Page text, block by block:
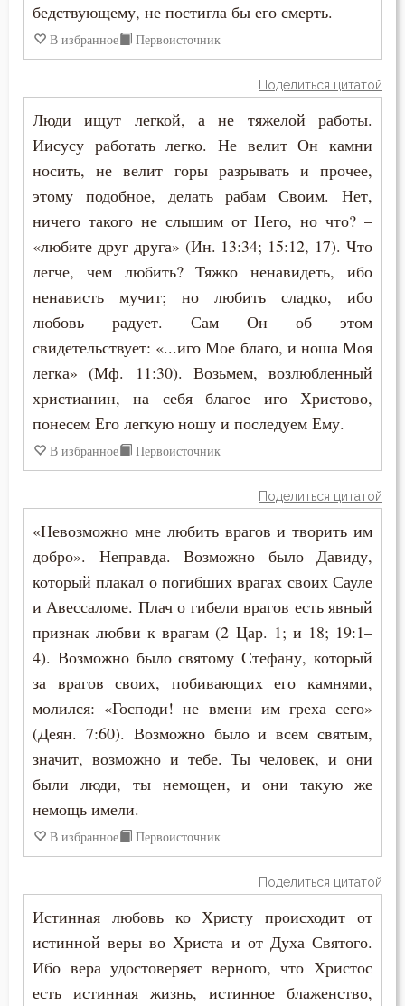
Истина
Крещение
Крещение Господне
Ложь
Лукавство
Любовь
Молитва
Монастырь
Мудрость
Мысли
Надежда
Нерадение
Осуждение
Печаль по Богу
Плоть
Подвижничество
Познание себя
Помощь Божия
Послушание
Похоть
Проповеди
Николай Сербский
Петр Дамаскин
Поликарп Смирнский
Симеон Новый Богослов
Феодор Студит
Феофан Затворник
Филарет Московский (Дроздов)
бедствующему, не постигла бы его смерть.
В избранное Первоисточник
Поделиться цитатой
Люди ищут легкой, а не тяжелой работы.
Иисусу работать легко. Не велит Он камни
носить, не велит горы разрывать и прочее,
этому подобное, делать рабам Своим. Нет,
ничего такого не слышим от Него, но что? –
«любите друг друга» (Ин. 13:34; 15:12, 17). Что
легче, чем любить? Тяжко ненавидеть, ибо
ненависть мучит; но любить сладко, ибо
любовь радует. Сам Он об этом
свидетельствует: «...иго Мое благо, и ноша Моя
легка» (Мф. 11:30). Возьмем, возлюбленный
христианин, на себя благое иго Христово,
понесем Его легкую ношу и последуем Ему.
В избранное Первоисточник
Поделиться цитатой
«Невозможно мне любить врагов и творить им
добро». Неправда. Возможно было Давиду,
который плакал о погибших врагах своих Сауле
и Авессаломе. Плач о гибели врагов есть явный
признак любви к врагам (2 Цар. 1; и 18; 19:1–
4). Возможно было святому Стефану, который
за врагов своих, побивающих его камнями,
молился: «Господи! не вмени им греха сего»
(Деян. 7:60). Возможно было и всем святым,
значит, возможно и тебе. Ты человек, и они
были люди, ты немощен, и они такую же
немощь имели.
В избранное Первоисточник
Поделиться цитатой
Истинная любовь ко Христу происходит от
истинной веры во Христа и от Духа Святого.
Ибо вера удостоверяет верного, что Христос
есть истинная жизнь, истинное блаженство,